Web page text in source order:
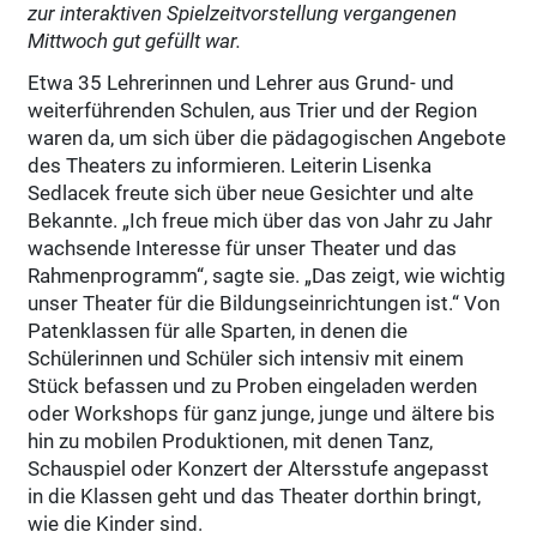
zur interaktiven Spielzeitvorstellung vergangenen
Mittwoch gut gefüllt war.
Etwa 35 Lehrerinnen und Lehrer aus Grund- und
weiterführenden Schulen, aus Trier und der Region
waren da, um sich über die pädagogischen Angebote
des Theaters zu informieren. Leiterin Lisenka
Sedlacek freute sich über neue Gesichter und alte
Bekannte. „Ich freue mich über das von Jahr zu Jahr
wachsende Interesse für unser Theater und das
Rahmenprogramm“, sagte sie. „Das zeigt, wie wichtig
unser Theater für die Bildungseinrichtungen ist.“ Von
Patenklassen für alle Sparten, in denen die
Schülerinnen und Schüler sich intensiv mit einem
Stück befassen und zu Proben eingeladen werden
oder Workshops für ganz junge, junge und ältere bis
hin zu mobilen Produktionen, mit denen Tanz,
Schauspiel oder Konzert der Altersstufe angepasst
in die Klassen geht und das Theater dorthin bringt,
wie die Kinder sind.